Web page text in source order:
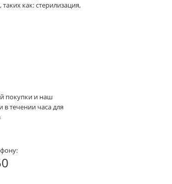
как: стерилизация,
покупки и наш
в течении часа для